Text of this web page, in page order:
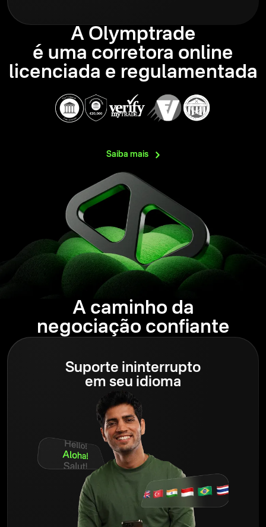
A Olymptrade
é uma corretora online
licenciada e regulamentada
Saiba mais
A caminho da
negociação confiante
Suporte ininterrupto
em seu idioma